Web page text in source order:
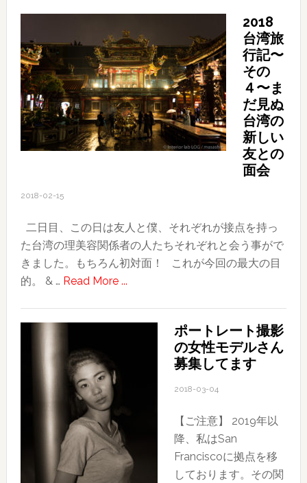
2018
台湾旅
行記〜
その
４〜ま
だ見ぬ
台湾の
新しい
友との
面会
2018-02-15
二日目、この日は友人と僕、それぞれが接点を持っ
た台湾の理美容関係者の人たちそれぞれと会う事がで
きました。もちろん初対面！ これが今回の最大の目
的。 & … Read More ...about
ま
ポートレート撮影
の女性モデルさん
募集してます
2018-03-04
【ご注意】 2019年以
降、私はSan
Franciscoに拠点を移
しております。その関